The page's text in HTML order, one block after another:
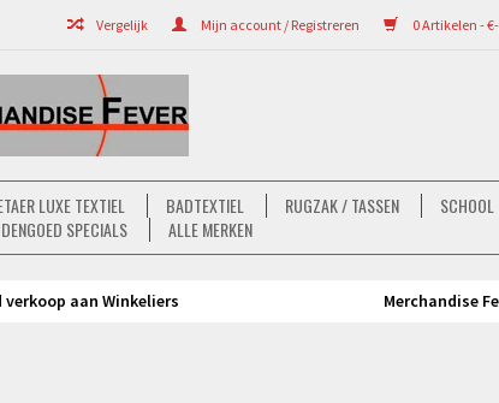
0 Artikelen -
Mijn account / Registreren
Vergelijk
LUXE TEXTIEL BADTEXTIEL RUGZAK / TASSEN SCHOOL
SPECIALS ALLE MERKEN
aan Winkeliers Merchandise